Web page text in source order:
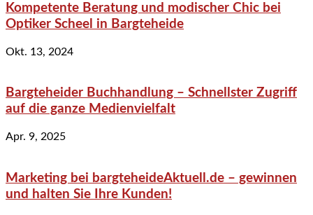
Kompetente Beratung und modischer Chic bei
Optiker Scheel in Bargteheide
Okt. 13, 2024
Bargteheider Buchhandlung – Schnellster Zugriff
auf die ganze Medienvielfalt
Apr. 9, 2025
Marketing bei bargteheideAktuell.de – gewinnen
und halten Sie Ihre Kunden!